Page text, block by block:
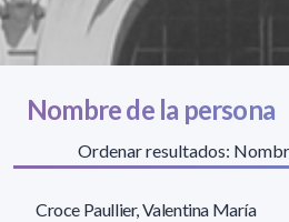
Nombre de la persona
Ordenar resultados:
Croce Paullier, Valentina María